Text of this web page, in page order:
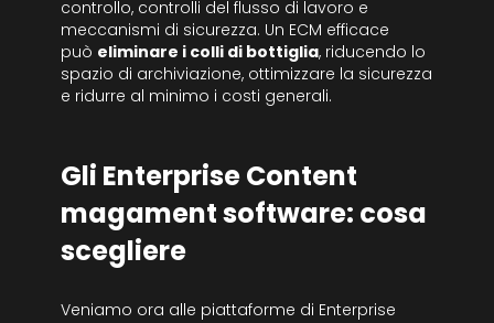
controllo, controlli del flusso di lavoro e
meccanismi di sicurezza. Un ECM efficace
può eliminare i colli di bottiglia, riducendo lo
spazio di archiviazione, ottimizzare la sicurezza
e ridurre al minimo i costi generali.
Gli Enterprise Content
magament software: cosa
scegliere
Veniamo ora alle piattaforme di Enterprise